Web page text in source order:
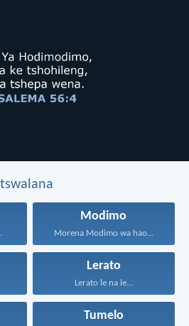
Modimo
Morena Modimo wa hao...
Lerato
Lerato le na le...
Tumelo